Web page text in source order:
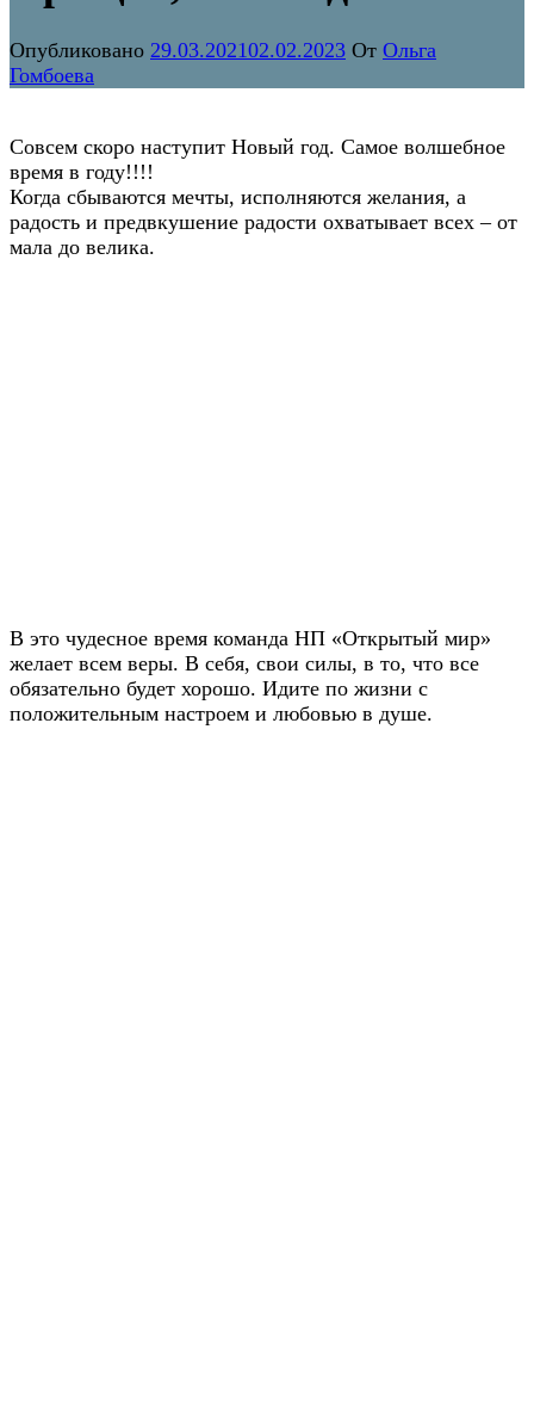
Опубликовано 29.03.202102.02.2023 От Ольга
Гомбоева
Совсем скоро наступит Новый год. Самое волшебное
время в году!!!!
Когда сбываются мечты, исполняются желания, а
радость и предвкушение радости охватывает всех – от
мала до велика.
В это чудесное время команда НП «Открытый мир»
желает всем веры. В себя, свои силы, в то, что все
обязательно будет хорошо. Идите по жизни с
положительным настроем и любовью в душе.